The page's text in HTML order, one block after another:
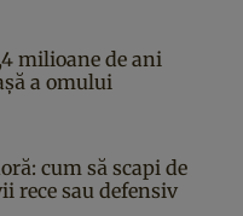
milioane de ani
a omului
cum să scapi de
rece sau defensiv